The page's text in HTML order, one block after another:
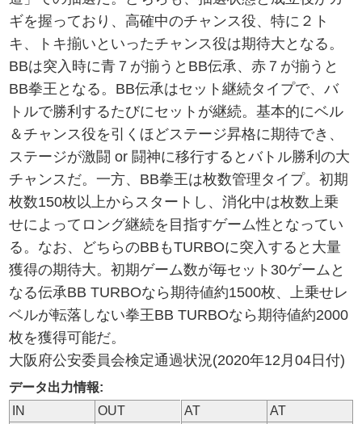
ギを握っており、高確中のチャンス役、特に２ト
キ、トキ揃いといったチャンス役は期待大となる。
BBは突入時に青７が揃うとBB伝承、赤７が揃うと
BB拳王となる。BB伝承はセット継続タイプで、バ
トルで勝利するたびにセットが継続。基本的にベル
＆チャンス役を引くほどステージ昇格に期待でき、
ステージが激闘 or 闘神に移行するとバトル勝利の大
チャンスだ。一方、BB拳王は枚数管理タイプ。初期
枚数150枚以上からスタートし、消化中は枚数上乗
せによってロング継続を目指すゲーム性となってい
る。なお、どちらのBBもTURBOに突入すると大量
獲得の期待大。初期ゲーム数が毎セット30ゲームと
なる伝承BB TURBOなら期待値約1500枚、上乗せレ
ベルが転落しない拳王BB TURBOなら期待値約2000
枚を獲得可能だ。
大阪府公安委員会検定通過状況(2020年12月04日付)
データ出力情報:
IN
OUT AT
AT